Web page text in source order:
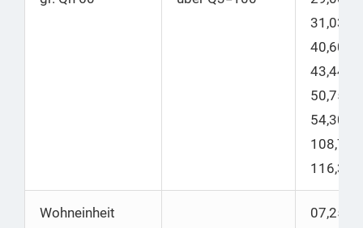
31,03
40,60 |
43,44
50,75 |
54,30
108,75 |
116,365
Wohneinheit
07,25 |